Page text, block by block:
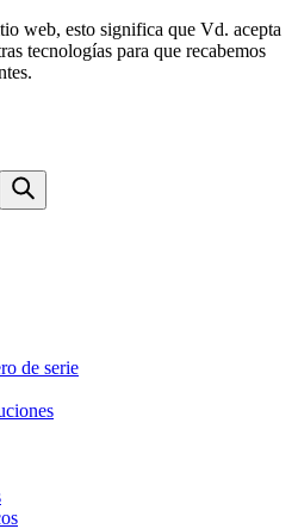
web, esto significa que Vd. acepta
tecnologías para que recabemos
de serie